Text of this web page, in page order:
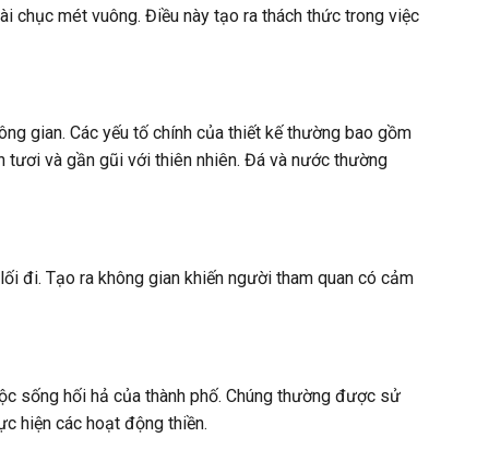
chục mét vuông. Điều này tạo ra thách thức trong việc
gian. Các yếu tố chính của thiết kế thường bao gồm
tươi và gần gũi với thiên nhiên. Đá và nước thường
đi. Tạo ra không gian khiến người tham quan có cảm
sống hối hả của thành phố. Chúng thường được sử
hiện các hoạt động thiền.